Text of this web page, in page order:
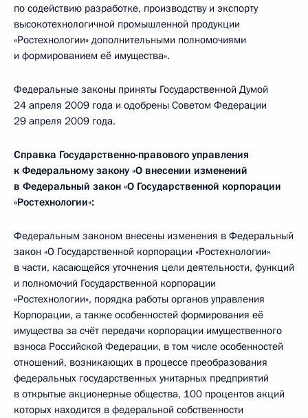
по содействию разработке, производству и экспорту
высокотехнологичной промышленной продукции
«Ростехнологии» дополнительными полномочиями
и формированием её имущества».
Федеральные законы приняты Государственной Думой
24 апреля 2009 года и одобрены Советом Федерации
29 апреля 2009 года.
Справка Государственно-правового управления
к Федеральному закону «О внесении изменений
в Федеральный закон «О Государственной корпорации
«Ростехнологии»:
Федеральным законом внесены изменения в Федеральный
закон «О Государственной корпорации «Ростехнологии»
в части, касающейся уточнения цели деятельности, функций
и полномочий Государственной корпорации
«Ростехнологии», порядка работы органов управления
Корпорации, а также особенностей формирования её
имущества за счёт передачи корпорации имущественного
взноса Российской Федерации, в том числе особенностей
отношений, возникающих в процессе преобразования
федеральных государственных унитарных предприятий
в открытые акционерные общества, 100 процентов акций
которых находится в федеральной собственности